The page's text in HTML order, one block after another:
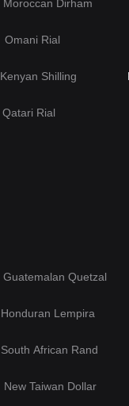
Moroccan Dirham
Omani Rial
Kenyan Shilling
Qatari Rial
Guatemalan Quetzal
Honduran Lempira
South African Rand
New Taiwan Dollar